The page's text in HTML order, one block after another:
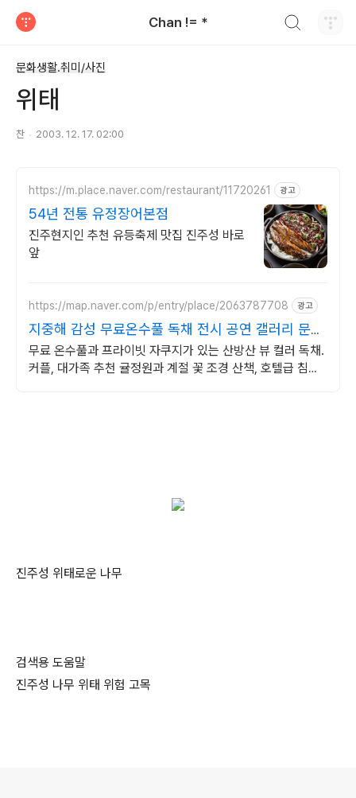
Chan != *
문화생활.취미/사진
위태
찬 2003. 12. 17. 02:00
https://m.place.naver.com/restaurant/11720261 광고
54년 전통 유정장어본점
진주현지인 추천 유등축제 맛집 진주성 바로
앞
https://map.naver.com/p/entry/place/2063787708 광고
지중해 감성 무료온수풀 독채 전시 공연 갤러리 문화
공간
무료 온수풀과 프라이빗 자쿠지가 있는 산방산 뷰 컬러 독채.
커플, 대가족 추천 귤정원과 계절 꽃 조경 산책, 호텔급 침구
진주성 위태로운 나무
검색용 도움말
진주성 나무 위태 위험 고목